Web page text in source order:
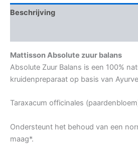
Beschrijving
Mattisson Absolute zuur balans
Absolute Zuur Balans is een 100%
kruidenpreparaat op basis van
Taraxacum officinales
Ondersteunt het behoud van een
maag*.